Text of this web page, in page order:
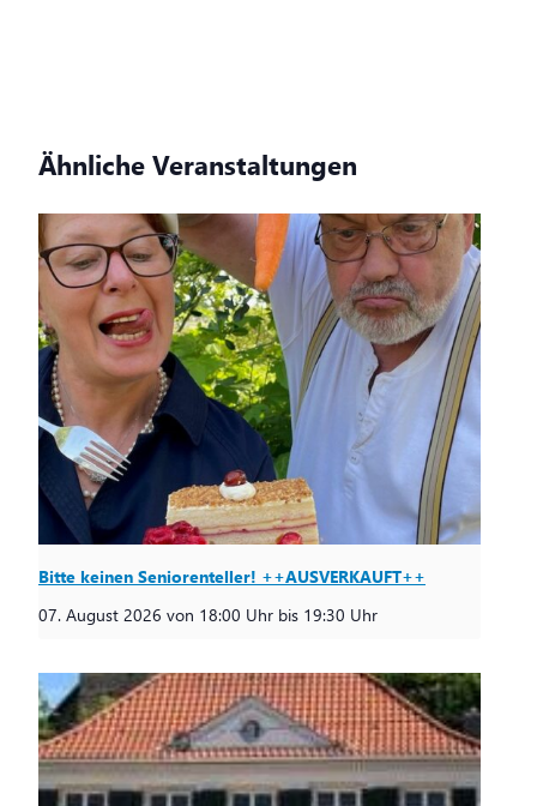
Ähnliche Veranstaltungen
Bitte keinen Seniorenteller! ++AUSVERKAUFT++
07. August 2026 von 18:00 Uhr bis 19:30 Uhr